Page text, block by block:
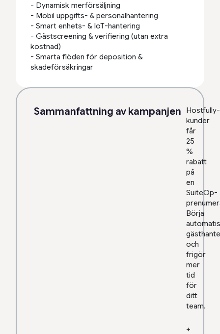
- Dynamisk merförsäljning
- Mobil uppgifts- & personalhantering
- Smart enhets- & IoT-hantering
- Gästscreening & verifiering (utan extra
kostnad)
- Smarta flöden för deposition &
skadeförsäkringar
Sammanfattning av kampanjen
Hostfully-
kunder
får
25
%
rabatt
på
en
SuiteOp-
Börja
och
frigör
mer
tid
för
ditt
team.
+